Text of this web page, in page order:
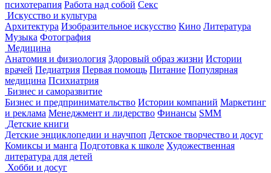
психотерапия Работа над собой Секс
Искусство и культура
Архитектура Изобразительное искусство Кино Литература
Музыка Фотография
Медицина
Анатомия и физиология Здоровый образ жизни Истории
врачей Педиатрия Первая помощь Питание Популярная
медицина Психиатрия
Бизнес и саморазвитие
Бизнес и предпринимательство Истории компаний Маркетинг
и реклама Менеджмент и лидерство Финансы SMM
Детские книги
Детские энциклопедии и научпоп Детское творчество и досуг
Комиксы и манга Подготовка к школе Художественная
литература для детей
Хобби и досуг